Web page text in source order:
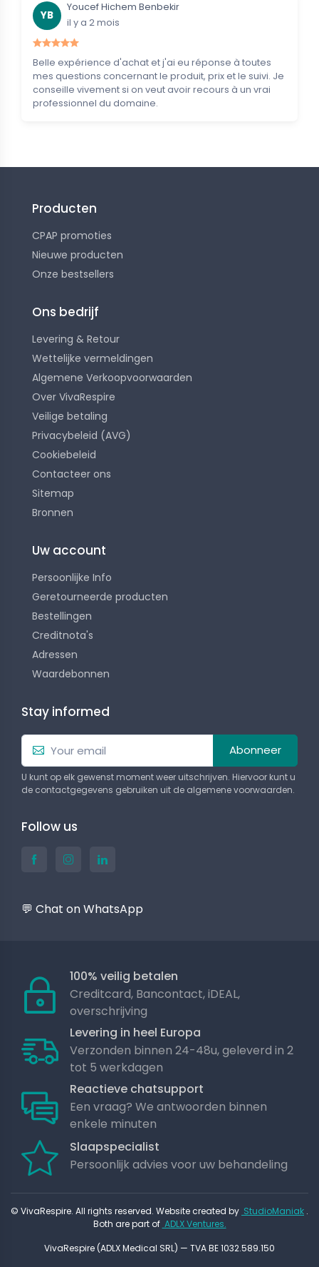
YB
Youcef Hichem Benbekir
il y a 2 mois
Belle expérience d'achat et j'ai eu réponse à toutes
mes questions concernant le produit, prix et le suivi. Je
conseille vivement si on veut avoir recours à un vrai
professionnel du domaine.
Producten
CPAP promoties
Nieuwe producten
Onze bestsellers
Ons bedrijf
Levering & Retour
Wettelijke vermeldingen
Algemene Verkoopvoorwaarden
Over VivaRespire
Veilige betaling
Privacybeleid (AVG)
Cookiebeleid
Contacteer ons
Sitemap
Bronnen
Uw account
Persoonlijke Info
Geretourneerde producten
Bestellingen
Creditnota's
Adressen
Waardebonnen
Stay informed
Abonneer
U kunt op elk gewenst moment weer uitschrijven. Hiervoor kunt u
de contactgegevens gebruiken uit de algemene voorwaarden.
Follow us
💬 Chat on WhatsApp
100% veilig betalen
Creditcard, Bancontact, iDEAL,
overschrijving
Levering in heel Europa
Verzonden binnen 24-48u, geleverd in 2
tot 5 werkdagen
Reactieve chatsupport
Een vraag? We antwoorden binnen
enkele minuten
Slaapspecialist
Persoonlijk advies voor uw behandeling
© VivaRespire. All rights reserved. Website created by StudioManiak .
Both are part of ADLX Ventures.
VivaRespire (ADLX Medical SRL) — TVA BE 1032.589.150